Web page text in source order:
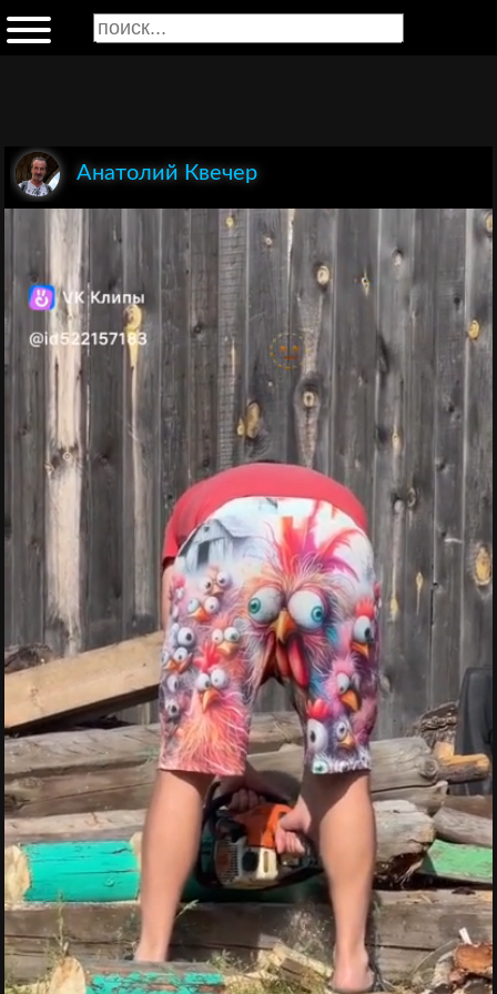
Анатолий Квечер